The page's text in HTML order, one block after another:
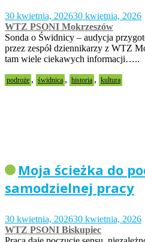
30 kwietnia, 202630 kwietnia, 2026
WTZ PSONI Mokrzeszów
Sonda o Świdnicy – audycja
przez zespół dziennikarzy z WTZ
tam wiele ciekawych informacji…..
podroże , świdnica , historia , kultura
Moja ścieżka do
samodzielnej pracy
30 kwietnia, 202630 kwietnia, 2026
WTZ PSONI Biskupiec